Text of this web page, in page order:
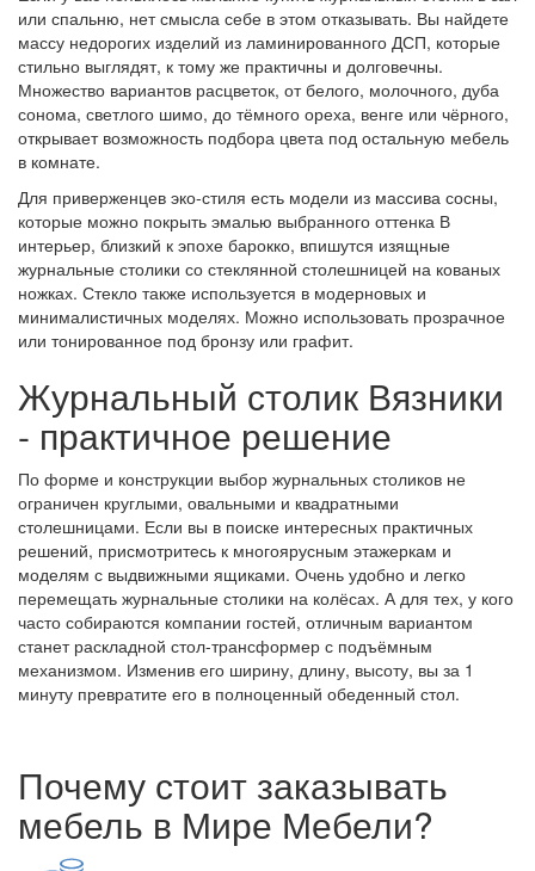
или спальню, нет смысла себе в этом отказывать. Вы найдете
массу недорогих изделий из ламинированного ДСП, которые
стильно выглядят, к тому же практичны и долговечны.
Множество вариантов расцветок, от белого, молочного, дуба
сонома, светлого шимо, до тёмного ореха, венге или чёрного,
открывает возможность подбора цвета под остальную мебель
в комнате.
Для приверженцев эко-стиля есть модели из массива сосны,
которые можно покрыть эмалью выбранного оттенка В
интерьер, близкий к эпохе барокко, впишутся изящные
журнальные столики со стеклянной столешницей на кованых
ножках. Стекло также используется в модерновых и
минималистичных моделях. Можно использовать прозрачное
или тонированное под бронзу или графит.
Журнальный столик Вязники
- практичное решение
По форме и конструкции выбор журнальных столиков не
ограничен круглыми, овальными и квадратными
столешницами. Если вы в поиске интересных практичных
решений, присмотритесь к многоярусным этажеркам и
моделям с выдвижными ящиками. Очень удобно и легко
перемещать журнальные столики на колёсах. А для тех, у кого
часто собираются компании гостей, отличным вариантом
станет раскладной стол-трансформер с подъёмным
механизмом. Изменив его ширину, длину, высоту, вы за 1
минуту превратите его в полноценный обеденный стол.
Почему стоит заказывать
мебель в Мире Мебели?